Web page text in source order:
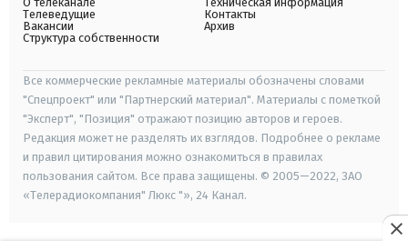
Телеведущие
Вакансии
Структура собственности
Контакты
Архив
Все коммерческие рекламные материалы обозначены словами
"Спецпроект" или "Партнерский материал". Материалы с пометкой
"Эксперт", "Позиция" отражают позицию авторов и героев.
Редакция может не разделять их взглядов. Подробнее о рекламе
и правил цитирования можно ознакомиться в правилах
пользования сайтом. Все права защищены. © 2005—2022, ЗАО
«Телерадиокомпания" Люкс "», 24 Канал.